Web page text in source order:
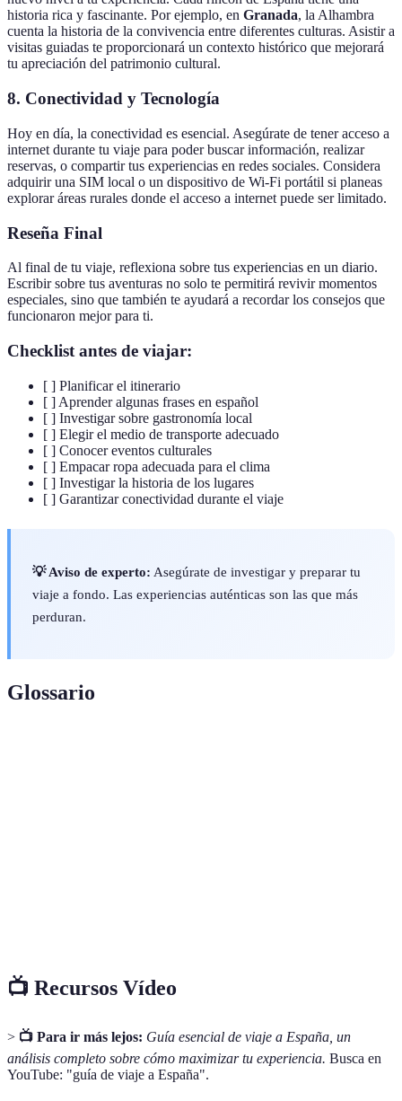
historia rica y fascinante. Por ejemplo, en Granada, la Alhambra
cuenta la historia de la convivencia entre diferentes culturas. Asistir a
visitas guiadas te proporcionará un contexto histórico que mejorará
tu apreciación del patrimonio cultural.
8. Conectividad y Tecnología
Hoy en día, la conectividad es esencial. Asegúrate de tener acceso a
internet durante tu viaje para poder buscar información, realizar
reservas, o compartir tus experiencias en redes sociales. Considera
adquirir una SIM local o un dispositivo de Wi-Fi portátil si planeas
explorar áreas rurales donde el acceso a internet puede ser limitado.
Reseña Final
Al final de tu viaje, reflexiona sobre tus experiencias en un diario.
Escribir sobre tus aventuras no solo te permitirá revivir momentos
especiales, sino que también te ayudará a recordar los consejos que
funcionaron mejor para ti.
Checklist antes de viajar:
[ ] Planificar el itinerario
[ ] Aprender algunas frases en español
[ ] Investigar sobre gastronomía local
[ ] Elegir el medio de transporte adecuado
[ ] Conocer eventos culturales
[ ] Empacar ropa adecuada para el clima
[ ] Investigar la historia de los lugares
[ ] Garantizar conectividad durante el viaje
💡 Aviso de experto: Asegúrate de investigar y preparar tu
viaje a fondo. Las experiencias auténticas son las que más
perduran.
Glossario
📺 Recursos Vídeo
> 📺 Para ir más lejos: Guía esencial de viaje a España, un
análisis completo sobre cómo maximizar tu experiencia. Busca en
YouTube: "guía de viaje a España".